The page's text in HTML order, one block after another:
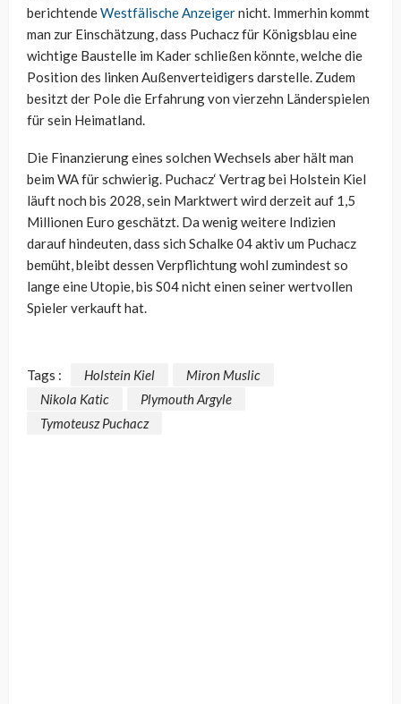
berichtendeWestfälische Anzeigernicht. Immerhin kommt
man zur Einschätzung, dass Puchacz für Königsblau eine
wichtige Baustelle im Kader schließen könnte, welche die
Position des linken Außenverteidigers darstelle. Zudem
besitzt der Pole die Erfahrung von vierzehn Länderspielen
für sein Heimatland.
Die Finanzierung eines solchen Wechsels aber hält man
beim WA für schwierig. Puchacz‘ Vertrag bei Holstein Kiel
läuft noch bis 2028, sein Marktwert wird derzeit auf 1,5
Millionen Euro geschätzt. Da wenig weitere Indizien
darauf hindeuten, dass sich Schalke 04 aktiv um Puchacz
bemüht, bleibt dessen Verpflichtung wohl zumindest so
lange eine Utopie, bis S04 nicht einen seiner wertvollen
Spieler verkauft hat.
Tags : Holstein Kiel
Miron Muslic
Nikola Katic
Plymouth Argyle
Tymoteusz Puchacz